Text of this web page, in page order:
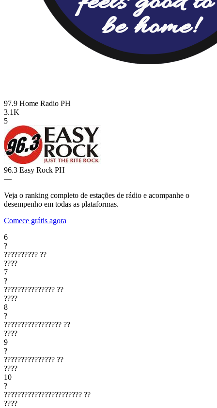
97.9 Home Radio PH
3.1K
5
96.3 Easy Rock PH
—
Veja o ranking completo de estações de rádio e acompanhe o
desempenho em todas as plataformas.
Comece grátis agora
6
?
?????????? ??
????
7
?
??????????????? ??
????
8
?
????????????????? ??
????
9
?
??????????????? ??
????
10
?
??????????????????????? ??
????